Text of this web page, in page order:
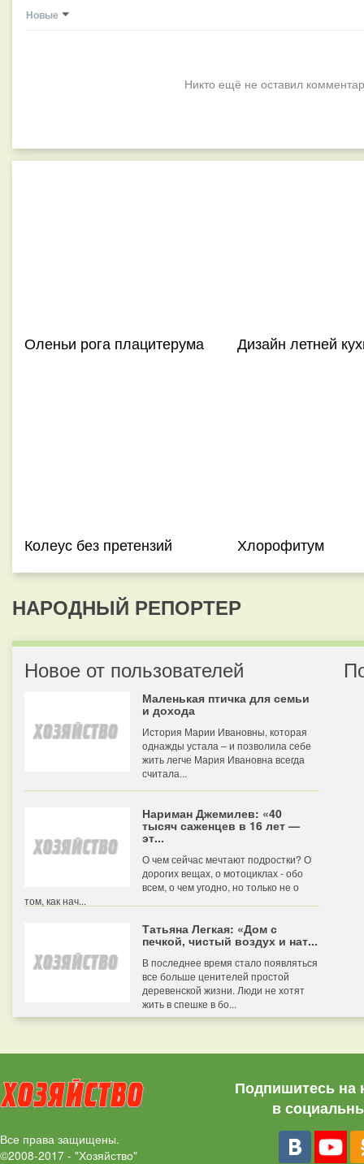
Новые
Никто ещё не оставил
Оленьи рога плацитерума Дизайн летней
Колеус без претензий Хлорофитум
НАРОДНЫЙ РЕПОРТЕР
Новое от пользователей
Маленькая птичка для семьи
и дохода
История Марии Ивановны, которая
однажды устала – и позволила себе
жить легче Мария Ивановна всегда
считала...
Нариман Джемилев: «40
тысяч саженцев в 16 лет —
эт...
О чем сейчас мечтают подростки? О
дорогих вещах, о мотоциклах - обо
всем, о чем угодно, но только не о
том, как нач...
Татьяна Легкая: «Дом с
печкой, чистый воздух и нат...
В последнее время стало появляться
все больше ценителей простой
деревенской жизни. Люди не хотят
жить в спешке в бо...
Все права защищены.
©2008-2017 - "Хозяйство"
Подпишитесь на
в